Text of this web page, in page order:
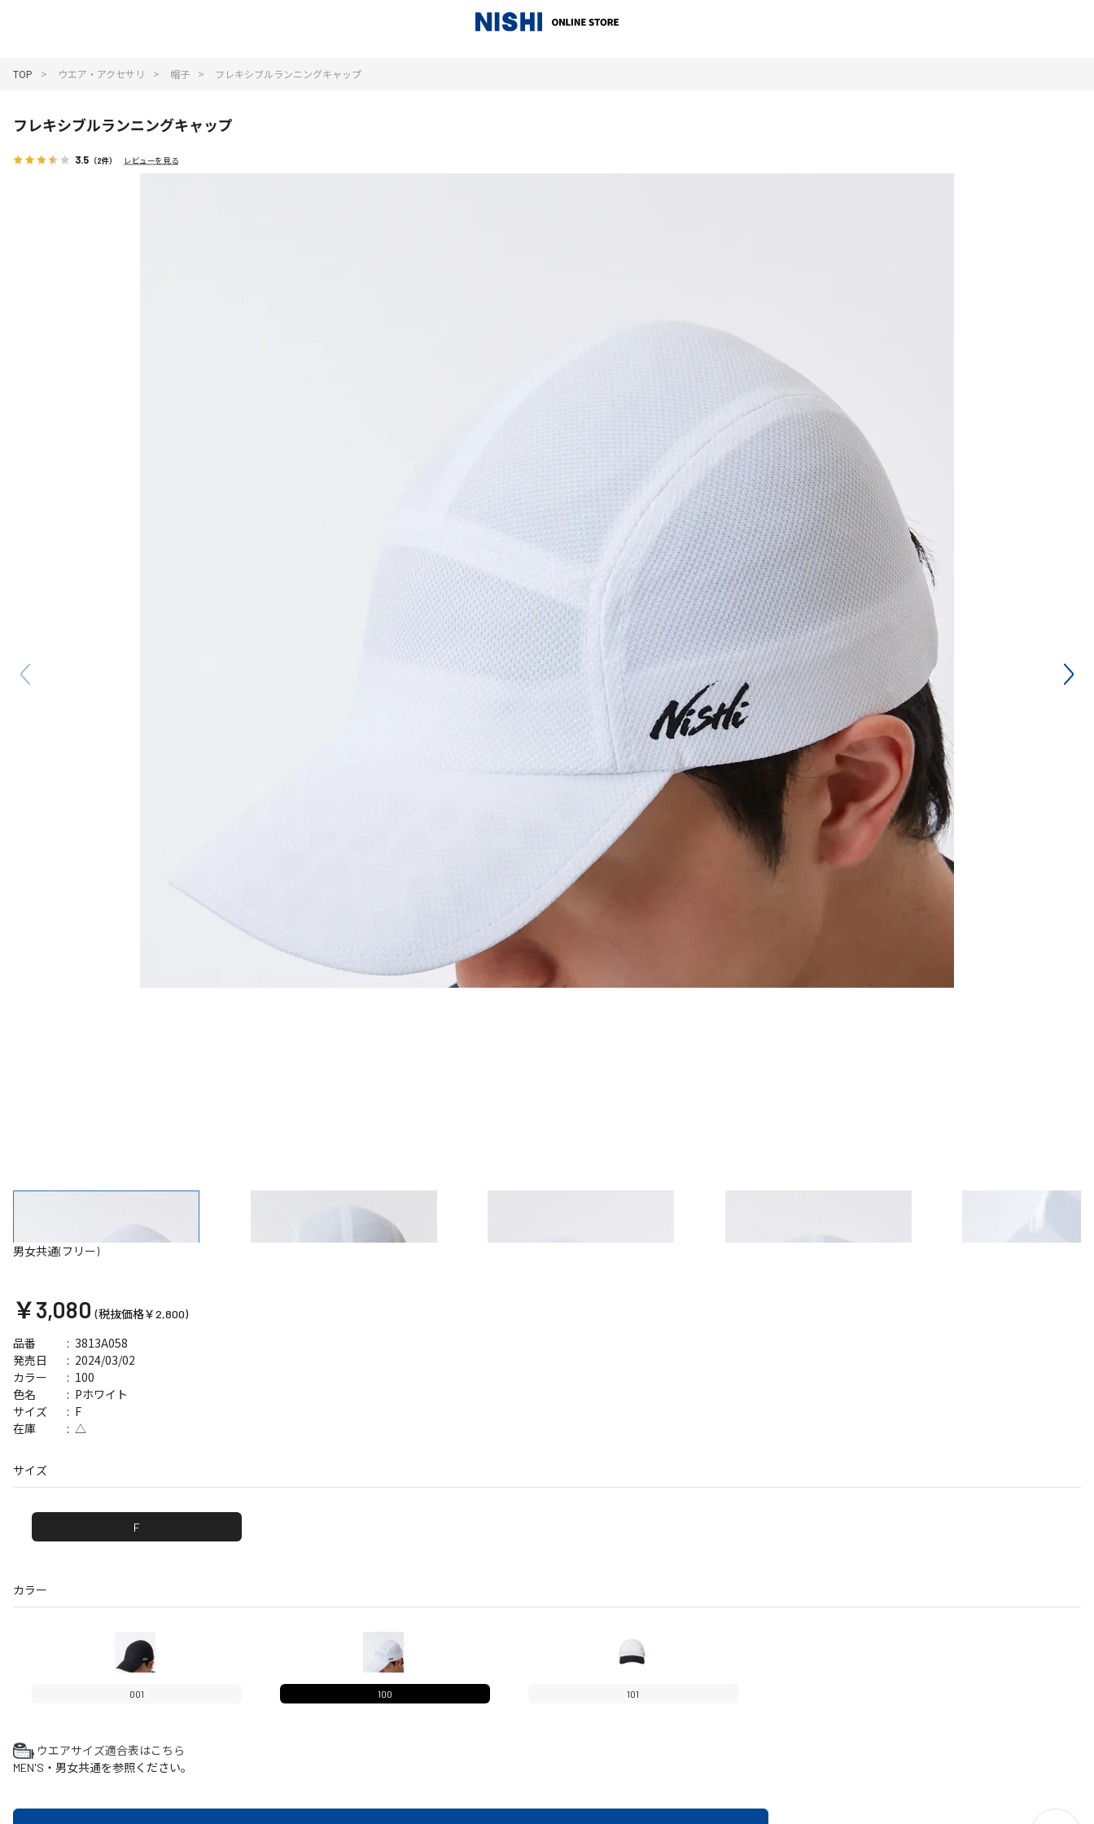
TOP ウエア・アクセサリ 帽子 フレキシブルランニングキャップ
フレキシブルランニングキャップ
3.5 （2件） レビューを見る
男女共通(フリー)
￥3,080 (税抜価格￥2,800)
品番 3813A058
発売日 2024/03/02
サイズ F
カラー 100
在庫 △
色名 Pホワイト
サイズ
F
カラー
001 100 101
ウエアサイズ適合表はこちら
MEN'S・男女共通を参照ください。